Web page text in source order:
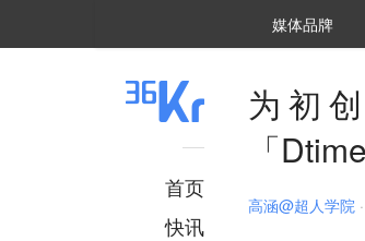
媒体品牌
首页
快讯
为初
「
高涵@超人学院 ·